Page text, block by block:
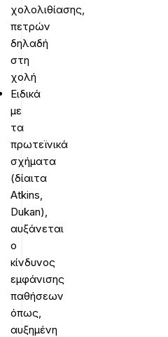
χολολιθίασης,
πετρών
δηλαδή
στη
χολή
Ειδικά
με
τα
πρωτεϊνικά
σχήματα
(δίαιτα
Atkins,
Dukan),
αυξάνεται
ο
κίνδυνος
εμφάνισης
παθήσεων
όπως,
αυξημένη